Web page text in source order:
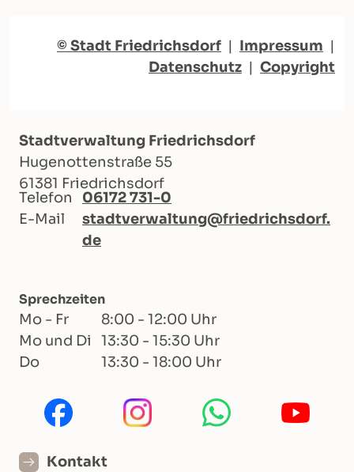
© Stadt Friedrichsdorf | Impressum |
Datenschutz | Copyright
Stadtverwaltung Friedrichsdorf
Hugenottenstraße 55
61381 Friedrichsdorf
Telefon
06172 731-0
E-Mail
stadtverwaltung@friedrichsdorf.
de
Sprechzeiten
Mo - Fr
8:00 - 12:00 Uhr
Mo und Di
13:30 - 15:30 Uhr
Do
13:30 - 18:00 Uhr
Kontakt